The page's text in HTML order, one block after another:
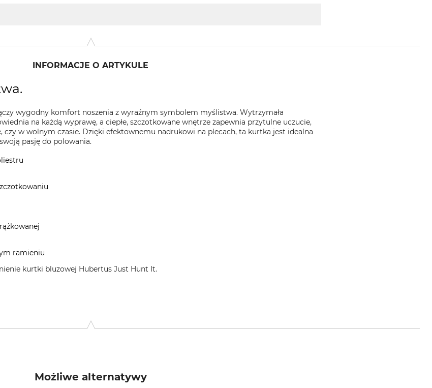
INFORMACJE O ARTYKULE
wygodny komfort noszenia z wyraźnym symbolem myślistwa. Wytrzymała
na każdą wyprawę, a ciepłe, szczotkowane wnętrze zapewnia przytulne uczucie,
czy w wolnym czasie. Dzięki efektownemu nadrukowi na plecach, ta kurtka jest idealna
pasję do polowania.
ramieniu
kurtki bluzowej Hubertus Just Hunt It.
Możliwe alternatywy